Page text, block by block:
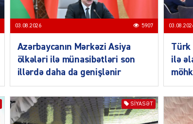
03.08.2026 5907
Azərbaycanın Mərkəzi Asiya
ölkələri ilə münasibətləri son
illərdə daha da genişlənir
Türk
ilə
SIYASƏT